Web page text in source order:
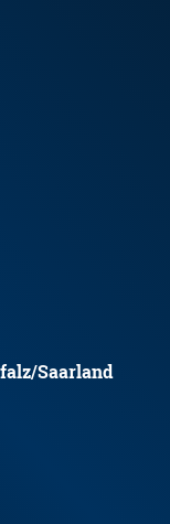
Saarland